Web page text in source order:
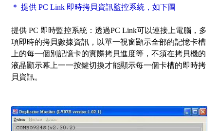
＊ 提供 PC Link 即時拷貝資訊監控系統，如下圖
提供 PC 即時監控系統：透過PC Link可以連接上電腦，多
項即時的拷貝數據資訊，以單一視窗顯示全部的記憶卡槽
上的每一個別記憶卡的實際拷貝進度等，不須在拷貝機的
液晶顯示幕上一一按鍵切換才能顯示每一個卡槽的即時拷
貝資訊。